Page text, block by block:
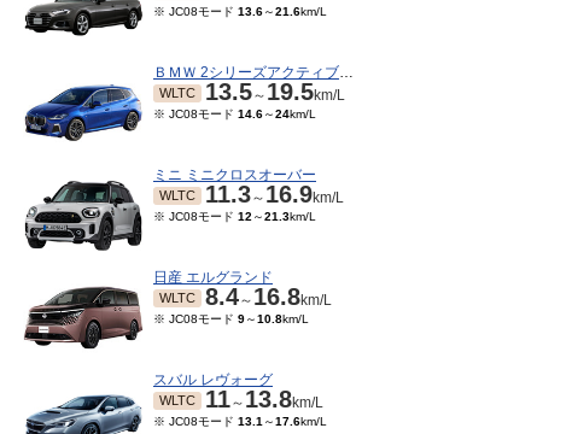
※ JC08モード 13.6～21.6km/L
ＢＭＷ 2シリーズアクティブツアラー
WLTC 13.5～ 19.5km/L
※ JC08モード 14.6～24km/L
ミニ ミニクロスオーバー
WLTC 11.3～ 16.9km/L
※ JC08モード 12 ～21.3km/L
日産 エルグランド
WLTC 8.4～ 16.8km/L
※ JC08モード 9～10.8km/L
スバル レヴォーグ
WLTC 11～ 13.8km/L
※ JC08モード 13.1 ～17.6km/L